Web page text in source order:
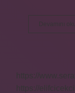
Devamını
https://
https://